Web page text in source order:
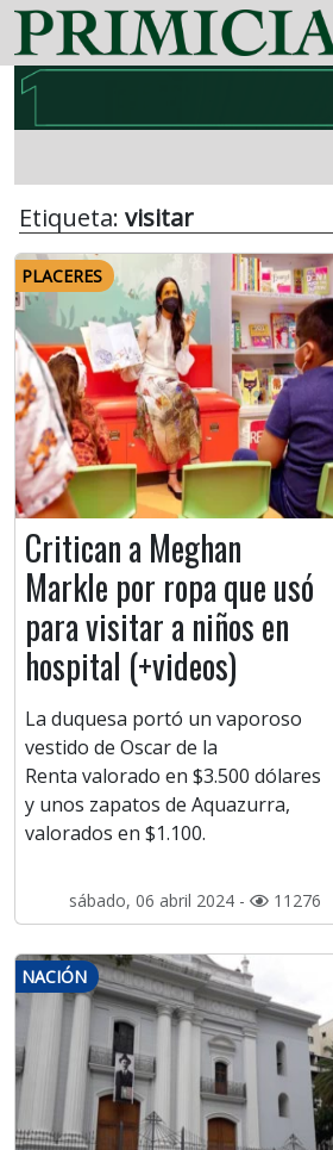
Etiqueta: visitar
PLACERES
Critican a Meghan
Markle por ropa que usó
para visitar a niños en
hospital (+videos)
La duquesa portó un vaporoso
vestido de Oscar de la
Renta valorado en $3.500 dólares
y unos zapatos de Aquazurra,
valorados en $1.100.
sábado, 06 abril 2024 - 11276
NACIÓN